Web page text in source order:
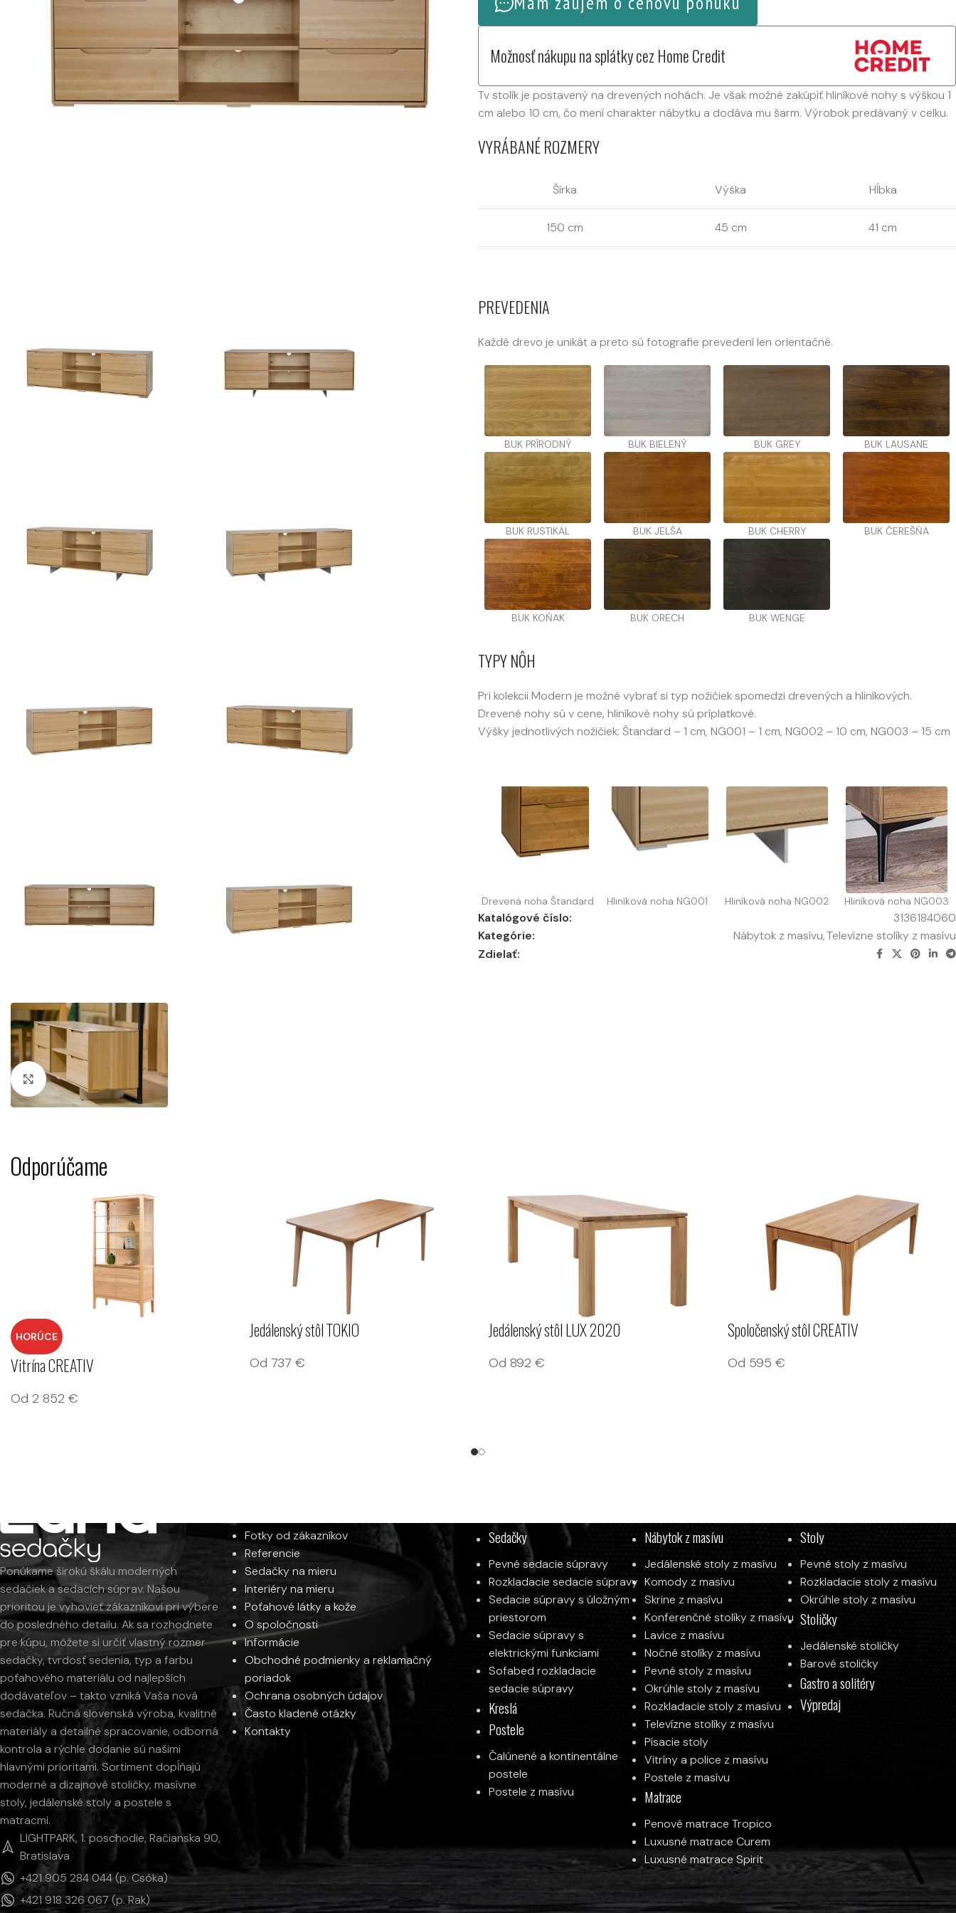
Kliknutím zväčšíte
Možnosť nákupu na splátky cez Home Credit
Tv stolík je postavený na drevených nohách. Je však možné zakúpiť hliníkové nohy s výškou 1
cm alebo 10 cm, čo mení charakter nábytku a dodáva mu šarm. Výrobok predávaný v celku.
VYRÁBANÉ ROZMERY
Šírka Výška Hĺbka
150 cm 45 cm 41 cm
PREVEDENIA
Každé drevo je unikát a preto sú fotografie prevedení len orientačné.
BUK PRÍRODNÝ BUK BIELENÝ BUK GREY BUK LAUSANE
BUK RUSTIKAL BUK JELŠA BUK CHERRY BUK ČEREŠŇA
BUK KOŇAK BUK ORECH BUK WENGE
TYPY NÔH
Pri kolekcii Modern je možné vybrať si typ nožičiek spomedzi drevených a hliníkových.
Drevené nohy sú v cene, hliníkové nohy sú príplatkové.
Výšky jednotlivých nožičiek: Štandard – 1 cm, NG001 – 1 cm, NG002 – 10 cm, NG003 – 15 cm
Drevená noha Štandard Hliníková noha NG001 Hliníková noha NG002 Hliníková noha NG003
Katalógové číslo:
3136184060
Kategórie:
Nábytok z masívu,Televízne stolíky z masívu
Zdielať:
Odporúčame
HORÚCE
Vitrína CREATIV
Od 2 852 €
Jedálenský stôl TOKIO
Od 737 €
Jedálenský stôl LUX 2020
Od 892 €
Spoločenský stôl CREATIV
Od 595 €
Ponúkame širokú škálu moderných
sedačiek a sedacích súprav. Našou
prioritou je vyhovieť zákazníkovi pri výbere
do posledného detailu. Ak sa rozhodnete
pre kúpu, môžete si určiť vlastný rozmer
sedačky, tvrdosť sedenia, typ a farbu
poťahového materiálu od najlepších
dodávateľov – takto vzniká Vaša nová
sedačka. Ručná slovenská výroba, kvalitné
materiály a detailné spracovanie, odborná
kontrola a rýchle dodanie sú našimi
hlavnými prioritami. Sortiment dopĺňajú
moderné a dizajnové stoličky, masívne
stoly, jedálenské stoly a postele s
matracmi.
LIGHTPARK, 1. poschodie, Račianska 90,
Bratislava
+421 905 284 044 (p. Csóka)
+421 918 326 067 (p. Rak)
Fotky od zákazníkov
Referencie
Sedačky na mieru
Interiéry na mieru
Poťahové látky a kože
O spoločnosti
Informácie
Obchodné podmienky a reklamačný
poriadok
Ochrana osobných údajov
Často kladené otázky
Kontakty
Sedačky
Pevné sedacie súpravy
Rozkladacie sedacie súpravy
Sedacie súpravy s úložným
priestorom
Sedacie súpravy s
elektrickými funkciami
Sofabed rozkladacie
sedacie súpravy
Kreslá
Postele
Čalúnené a kontinentálne
postele
Postele z masívu
Nábytok z masívu
Jedálenské stoly z masívu
Komody z masívu
Skrine z masívu
Konferenčné stolíky z masívu
Lavice z masívu
Nočné stolíky z masívu
Pevné stoly z masívu
Okrúhle stoly z masívu
Rozkladacie stoly z masívu
Televízne stolíky z masívu
Písacie stoly
Vitríny a police z masívu
Postele z masívu
Matrace
Penové matrace Tropico
Luxusné matrace Curem
Luxusné matrace Spirit
Stoly
Pevné stoly z masívu
Rozkladacie stoly z masívu
Okrúhle stoly z masívu
Stoličky
Jedálenské stoličky
Barové stoličky
Gastro a solitéry
Výpredaj